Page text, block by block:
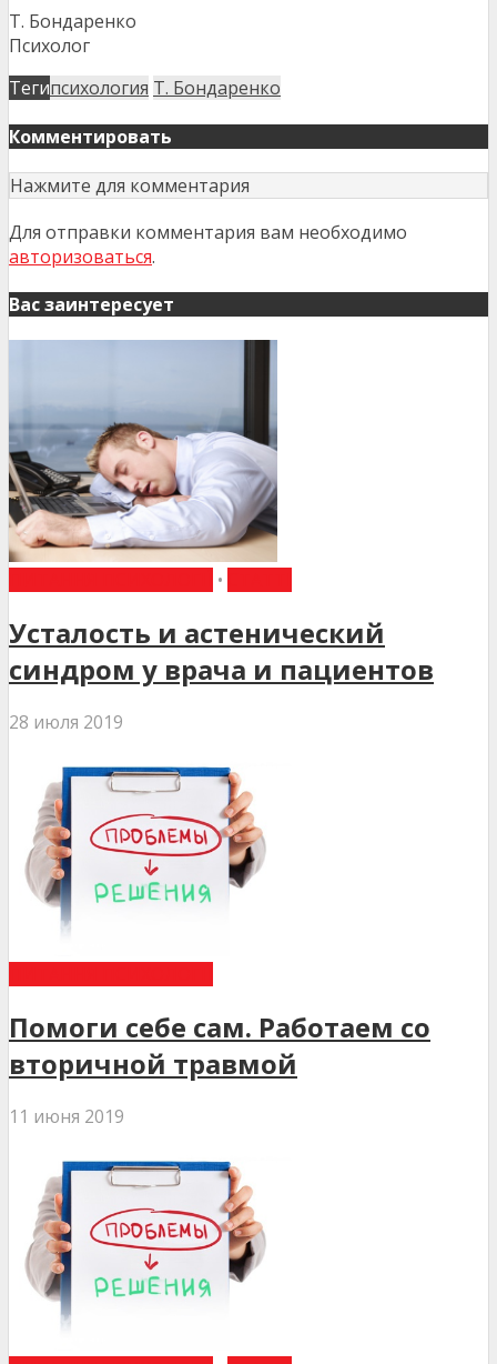
Т. Бондаренко
Психолог
Тегипсихология Т. Бондаренко
Комментировать
Нажмите для комментария
Для отправки комментария вам необходимо
авторизоваться.
Вас заинтересует
•
Усталость и астенический
синдром у врача и пациентов
28 июля 2019
Помоги себе сам. Работаем со
вторичной травмой
11 июня 2019